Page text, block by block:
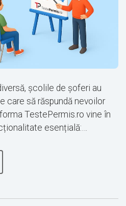
școlile de șoferi au
care să răspundă nevoilor
TestePermis.ro vine în
esențială:…